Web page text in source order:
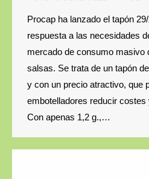
Procap ha lanzado el tapón
respuesta a las necesidades
mercado de consumo masivo
salsas. Se trata de un tapón
y con un precio atractivo, que
embotelladores reducir
Con apenas 1,2 g.,…